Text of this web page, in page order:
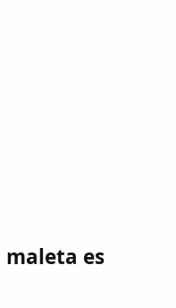
maleta es